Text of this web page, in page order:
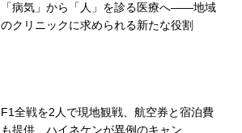
「病気」から「人」を診る医療へ――地域
のクリニックに求められる新たな役割
F1全戦を2人で現地観戦、航空券と宿泊費
も提供 ハイネケンが異例のキャン...